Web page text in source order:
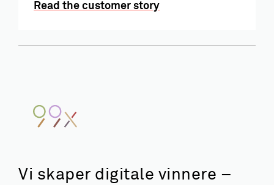
Read the customer story
Vi skaper digitale vinnere –